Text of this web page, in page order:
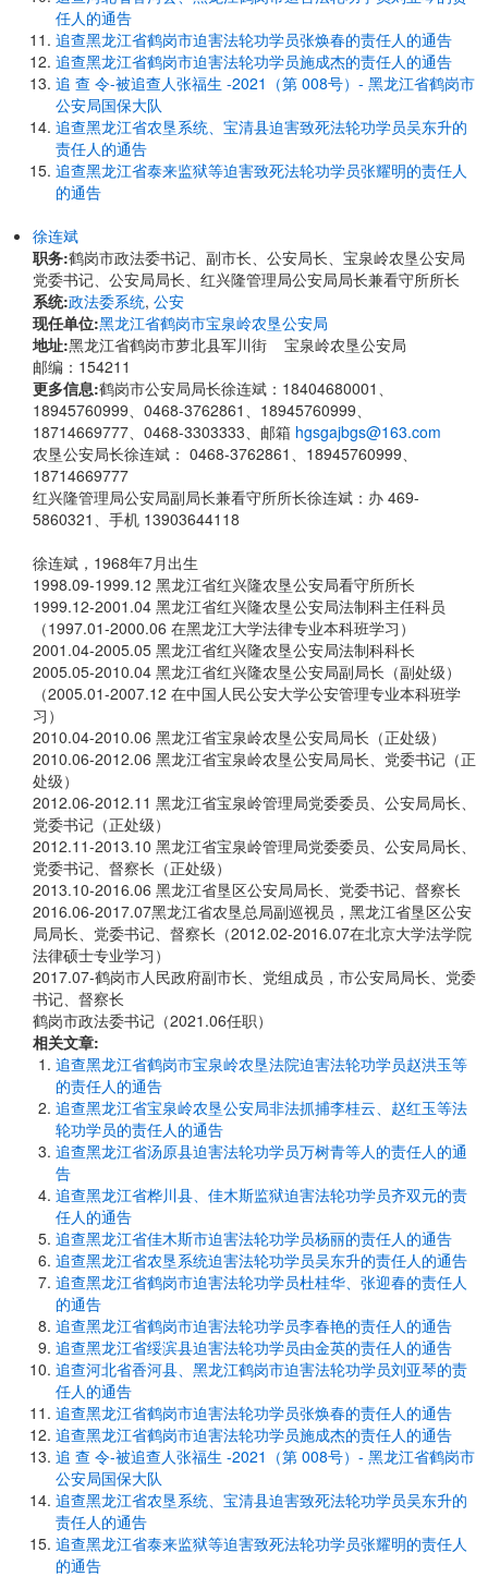
任人的通告
追查黑龙江省鹤岗市迫害法轮功学员张焕春的责任人的通告
追查黑龙江省鹤岗市迫害法轮功学员施成杰的责任人的通告
追 查 令-被追查人张福生 -2021（第 008号）- 黑龙江省鹤岗市
公安局国保大队
追查黑龙江省农垦系统、宝清县迫害致死法轮功学员吴东升的
责任人的通告
追查黑龙江省泰来监狱等迫害致死法轮功学员张耀明的责任人
的通告
徐连斌
职务:鹤岗市政法委书记、副市长、公安局长、宝泉岭农垦公安局
党委书记、公安局局长、红兴隆管理局公安局局长兼看守所所长
系统:政法委系统, 公安
现任单位:黑龙江省鹤岗市宝泉岭农垦公安局
地址:黑龙江省鹤岗市萝北县军川街 宝泉岭农垦公安局
邮编：154211
更多信息:鹤岗市公安局局长徐连斌：18404680001、
18945760999、0468-3762861、18945760999、
18714669777、0468-3303333、邮箱 hgsgajbgs@163.com
农垦公安局长徐连斌： 0468-3762861、18945760999、
18714669777
红兴隆管理局公安局副局长兼看守所所长徐连斌：办 469-
5860321、手机 13903644118
徐连斌， 1968年7月出生
1998.09-1999.12 黑龙江省红兴隆农垦公安局看守所所长
1999.12-2001.04 黑龙江省红兴隆农垦公安局法制科主任科员
（1997.01-2000.06 在黑龙江大学法律专业本科班学习）
2001.04-2005.05 黑龙江省红兴隆农垦公安局法制科科长
2005.05-2010.04 黑龙江省红兴隆农垦公安局副局长（副处级）
（2005.01-2007.12 在中国人民公安大学公安管理专业本科班学
习）
2010.04-2010.06 黑龙江省宝泉岭农垦公安局局长（正处级）
2010.06-2012.06 黑龙江省宝泉岭农垦公安局局长、党委书记（正
处级）
2012.06-2012.11 黑龙江省宝泉岭管理局党委委员、公安局局长、
党委书记（正处级）
2012.11-2013.10 黑龙江省宝泉岭管理局党委委员、公安局局长、
党委书记、督察长（正处级）
2013.10-2016.06 黑龙江省垦区公安局局长、党委书记、督察长
2016.06-2017.07黑龙江省农垦总局副巡视员，黑龙江省垦区公安
局局长、党委书记、督察长（2012.02-2016.07在北京大学法学院
法律硕士专业学习）
2017.07-鹤岗市人民政府副市长、党组成员，市公安局局长、党委
书记、督察长
鹤岗市政法委书记（2021.06任职）
相关文章:
追查黑龙江省鹤岗市宝泉岭农垦法院迫害法轮功学员赵洪玉等
的责任人的通告
追查黑龙江省宝泉岭农垦公安局非法抓捕李桂云、赵红玉等法
轮功学员的责任人的通告
追查黑龙江省汤原县迫害法轮功学员万树青等人的责任人的通
告
追查黑龙江省桦川县、佳木斯监狱迫害法轮功学员齐双元的责
任人的通告
追查黑龙江省佳木斯市迫害法轮功学员杨丽的责任人的通告
追查黑龙江省农垦系统迫害法轮功学员吴东升的责任人的通告
追查黑龙江省鹤岗市迫害法轮功学员杜桂华、张迎春的责任人
的通告
追查黑龙江省鹤岗市迫害法轮功学员李春艳的责任人的通告
追查黑龙江省绥滨县迫害法轮功学员由金英的责任人的通告
追查河北省香河县、黑龙江鹤岗市迫害法轮功学员刘亚琴的责
任人的通告
追查黑龙江省鹤岗市迫害法轮功学员张焕春的责任人的通告
追查黑龙江省鹤岗市迫害法轮功学员施成杰的责任人的通告
追 查 令-被追查人张福生 -2021（第 008号）- 黑龙江省鹤岗市
公安局国保大队
追查黑龙江省农垦系统、宝清县迫害致死法轮功学员吴东升的
责任人的通告
追查黑龙江省泰来监狱等迫害致死法轮功学员张耀明的责任人
的通告